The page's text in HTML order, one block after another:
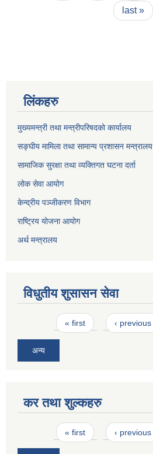
last »
लिंकहरु
मुख्यमन्त्री तथा मन्त्रीपरिषदको कार्यालय
सङ्घीय मामिला तथा सामान्य प्रशासन मन्त्रालय
सामाजिक सुरक्षा तथा व्यक्तिगत घटना दर्ता
लोक सेवा आयोग
केन्द्रीय पञ्जीकरण विभाग
राष्ट्रिय योजना आयोग
अर्थ मन्त्रालय
विधुतीय शुसासन सेवा
Pages« first ‹ previous
अन्य
कर तथा शुल्कहरु
Pages« first ‹ previous